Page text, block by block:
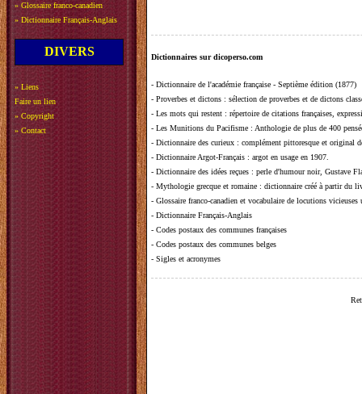
» Glossaire franco-canadien
» Dictionnaire Français-Anglais
DIVERS
» Liens
Faire un lien
» Copyright
» Contact
Dictionnaires sur dicoperso.com
- Dictionnaire de l'académie française - Septième édition (1877)
- Proverbes et dictons : sélection de proverbes et de dictons
- Les mots qui restent : répertoire de citations françaises,
- Les Munitions du Pacifisme : Anthologie de plus de 400
- Dictionnaire des curieux : complément pittoresque et original
- Dictionnaire Argot-Français : argot en usage en 1907.
- Dictionnaire des idées reçues : perle d'humour noir, Gustave
- Mythologie grecque et romaine : dictionnaire créé à partir du
- Glossaire franco-canadien et vocabulaire de locutions vicieuses
- Dictionnaire Français-Anglais
- Codes postaux des communes françaises
- Codes postaux des communes belges
- Sigles et acronymes